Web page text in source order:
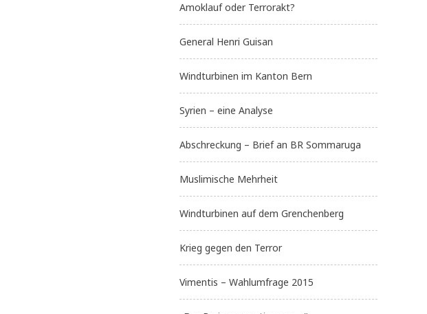
Amoklauf oder Terrorakt?
General Henri Guisan
Windturbinen im Kanton Bern
Syrien – eine Analyse
Abschreckung – Brief an BR Sommaruga
Muslimische Mehrheit
Windturbinen auf dem Grenchenberg
Krieg gegen den Terror
Vimentis – Wahlumfrage 2015